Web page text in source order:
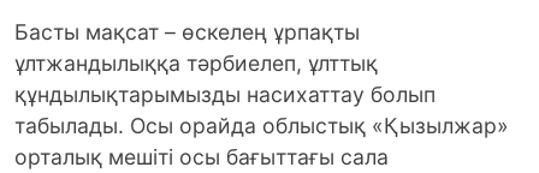
Басты мақсат – өскелең ұрпақты
ұлтжандылыққа тәрбиелеп, ұлттық
құндылықтарымызды насихаттау болып
табылады. Осы орайда облыстық «Қызылжар»
орталық мешіті осы бағыттағы сала